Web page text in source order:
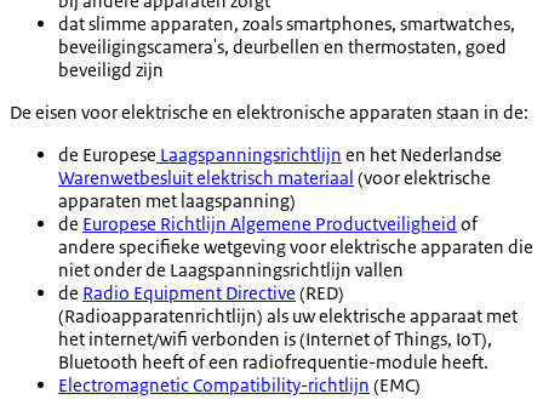
dat slimme apparaten, zoals smartphones, smartwatches,
beveiligingscamera's, deurbellen en thermostaten, goed
beveiligd zijn
De eisen voor elektrische en elektronische apparaten staan in de:
de Europese Laagspanningsrichtlijn en het Nederlandse
Warenwetbesluit elektrisch materiaal (voor elektrische
apparaten met laagspanning)
de Europese Richtlijn Algemene Productveiligheid of
andere specifieke wetgeving voor elektrische apparaten die
niet onder de Laagspanningsrichtlijn vallen
de Radio Equipment Directive (RED)
(Radioapparatenrichtlijn) als uw elektrische apparaat met
het internet/wifi verbonden is (Internet of Things, IoT),
Bluetooth heeft of een radiofrequentie-module heeft.
Electromagnetic Compatibility-richtlijn (EMC)